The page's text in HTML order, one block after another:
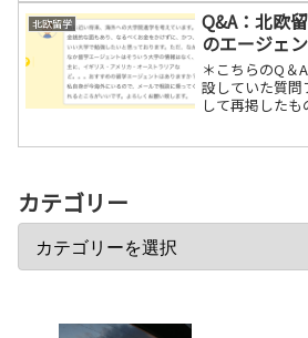
ず申し訳ござ
角様のオススメ
北欧留学
Q&A：北欧
のエージェ
＊こちらのQ＆
設していた質
して再掲した
カテゴリー